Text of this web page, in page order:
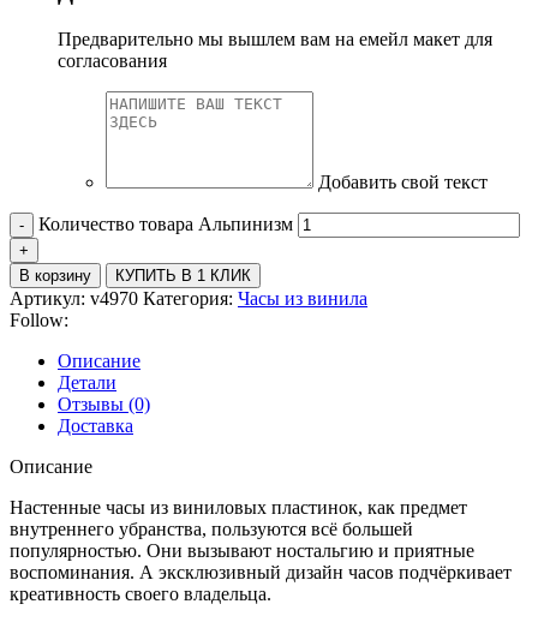
Предварительно мы вышлем вам на емейл макет для
согласования
Добавить свой текст
Количество товара Альпинизм
В корзину КУПИТЬ В 1 КЛИК
Артикул: v4970 Категория: Часы из винила
Follow:
Описание
Детали
Отзывы (0)
Доставка
Описание
Настенные часы из виниловых пластинок, как предмет
внутреннего убранства, пользуются всё большей
популярностью. Они вызывают ностальгию и приятные
воспоминания. А эксклюзивный дизайн часов подчёркивает
креативность своего владельца.